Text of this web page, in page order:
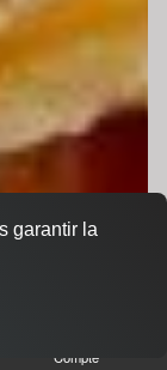
Compte
garantir la